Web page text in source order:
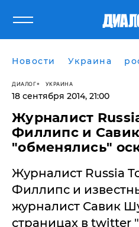
Новости Украина
ДИАЛОГ УКРАИНА
18 сентября 2014, 21:00
Журналист
Филлипс и
"обменялись"
Журналист Russia
Филлипс и
журналист Савик
страницах в twitter